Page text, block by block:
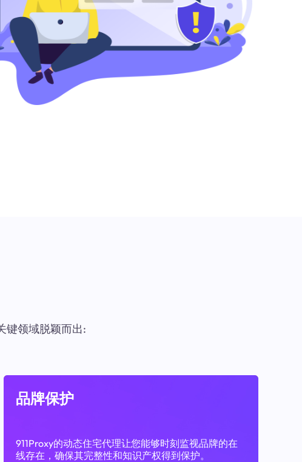
键领域脱颖而出:
品牌保护
911Proxy的动态住宅代理让您能够时刻监视品牌的在
线存在，确保其完整性和知识产权得到保护。